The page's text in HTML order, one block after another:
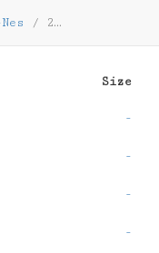
/ 2022
Size
-
-
-
-